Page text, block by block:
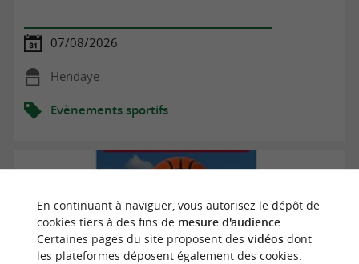
07/08/2026
Hendaye
Evènements sportifs
En continuant à naviguer, vous autorisez le dépôt de
cookies tiers à des fins de mesure d'audience.
Certaines pages du site proposent des vidéosdont
les plateformes déposent également des cookies.